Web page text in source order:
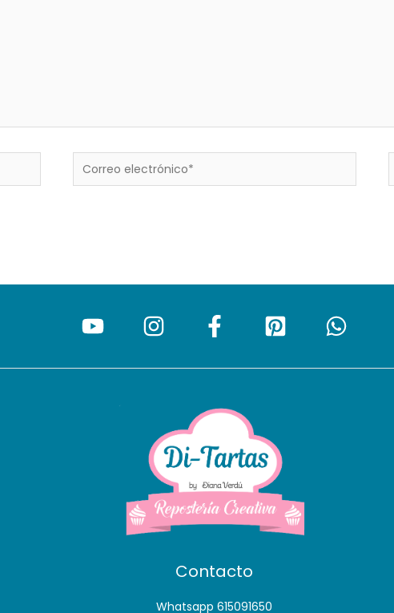
electrónico*
Contacto
Whatsapp 615091650